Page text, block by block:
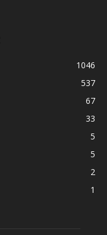
1046
537
67
33
5
5
2
1